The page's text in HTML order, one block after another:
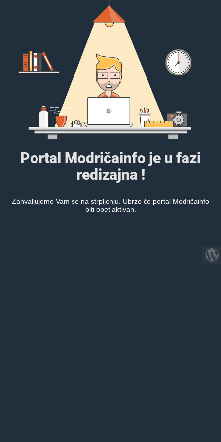
Portal Modričainfo je u fazi
redizajna !
Zahvaljujemo Vam se na strpljenju. Ubrzo će portal Modričainfo
biti opet aktivan.